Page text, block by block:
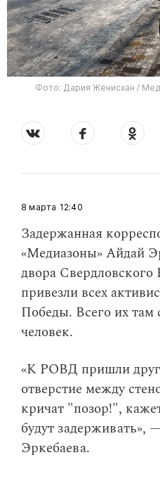
Фото: Дария Женисхан /
12:40
8 марта
Задержанная
«Медиазоны» Айдай
двора
привезли всех
Победы. Всего их там
человек.
«К РОВД пришли
отверстие между
кричат "позор!",
будут задерживать»,
Эркебаева.